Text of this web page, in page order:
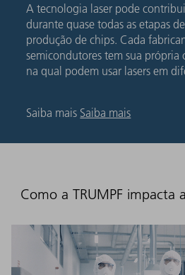
A tecnologia laser pode
durante quase todas as etapas
produção de chips. Cada
semicondutores tem sua própria
na qual podem usar lasers em
Saiba mais Saiba mais
Como a TRUMPF impacta